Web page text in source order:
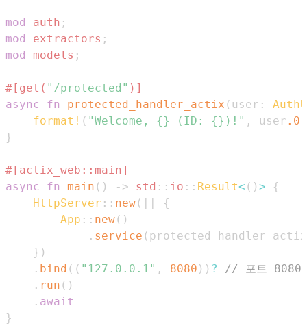
mod auth ;
mod
extractors ;
mod
models ;
#[get( "/protected" )]
async
fn protected_handler_actix ( user :
format! ( "Welcome, {} (ID: {})!" , user .0
}
#[actix_web::main]
async
fn main ( ) -> std :: io :: Result< ( ) >
{
HttpServer :: new( | |
{
App :: new( )
. service ( protected_handler_actix
} )
. bind ( ( "127.0.0.1" , 8080 ) ) ?
// 포트 8080
. run ( )
. await
}